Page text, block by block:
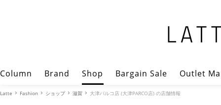
Column Brand Shop Bargain Sale Outlet
Latte Fashion ショップ 滋賀 大津パルコ店 (大津PARCO店) の店舗情報